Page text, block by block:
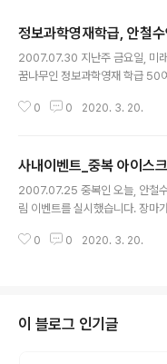
정보과학영재학급, 안철
2007.07.30 지난주 금요일, 미
꿈나무인 정보과학영재 학급 50
서 중등 정보과학영재원 6개소를
정기간동안 집중교육을 실시하고
협과 보안전문가가 되기 위해서
는지 등등 초롱초롱한 눈망울로
을 맺었다고 할 수 있습니다. 우리
0 0 2020. 3. 20.
사내이벤트_중복 아이스
2007.07.25 중복인 오늘, 안철
림 이벤트를 실시했습니다. 장마
설(五行說)에 있어서 가을의 서
는 피서가 아니라 더위를 정복한
조선시대 궁중에서는 더위를 이
슬아치들에게 빙표(氷票)를 주
0 0 2020. 3. 20.
이 블로그 인기글